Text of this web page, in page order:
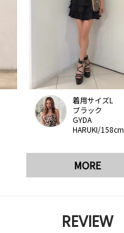
着用サイズL
ブラック
GYDA
HARUKI/158cm
MORE
REVIEW